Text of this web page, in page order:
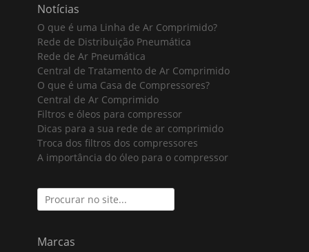
Notícias
O que é uma Linha de Ar Comprimido?
Rede de Distribuição Pneumática
Rede de Ar Pneumática
Central de Tratamento de Ar Comprimido
O que é uma Casa de Compressores?
Central de Ar Comprimido
Filtros e óleos para compressor
Dicas para a sua rede de ar comprimido
Troca dos filtros dos compressores
A importância do óleo para o compressor
Search
for:
Marcas